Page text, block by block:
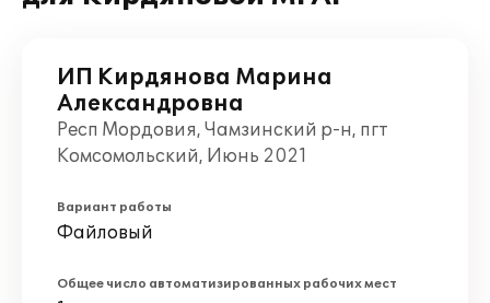
ИП Кирдянова Марина
Александровна
Респ Мордовия, Чамзинский р-н, пгт
Комсомольский, Июнь 2021
Вариант работы
Файловый
Общее число автоматизированных рабочих мест